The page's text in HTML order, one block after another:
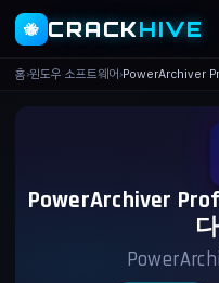
🐝 CRACKHIVE
홈›윈도우 소프트웨어›PowerArchiver
PowerArchiver